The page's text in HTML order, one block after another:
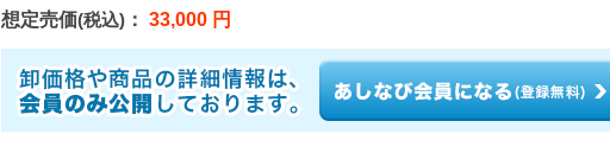
想定売価(税込) ： 33,000 円